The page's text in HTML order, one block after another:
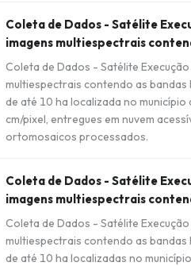
Coleta de Dados - Satélite
imagens multiespectrais
Coleta de Dados - Satélite
multiespectrais contendo as bandas
de até 10 ha localizada no município
cm/pixel, entregues em nuvem
ortomosaicos processados.
Coleta de Dados - Satélite
imagens multiespectrais
Coleta de Dados - Satélite
multiespectrais contendo as bandas
de até 10 ha localizadas no